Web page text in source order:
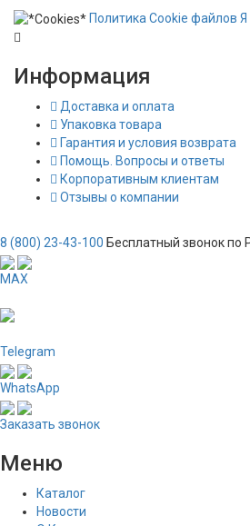
Политика Сookie файлов Я
Информация
Доставка и оплата
Упаковка товара
Гарантия и условия возврата
Помощь. Вопросы и ответы
Корпоративным клиентам
Отзывы о компании
8 (800) 23-43-100 Бесплатный звонок по
MAX
Telegram
WhatsApp
Заказать звонок
Меню
Каталог
Новости